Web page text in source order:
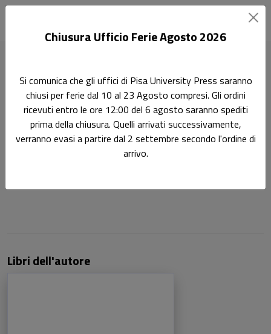
Fedele Ruggeri
Pagina di Fedele Ruggeri
Libri dell'autore
Chiusura Ufficio Ferie Agosto 2026
Si comunica che gli uffici di Pisa University Press saranno
chiusi per ferie dal 10 al 23 Agosto compresi. Gli ordini
ricevuti entro le ore 12:00 del 6 agosto saranno spediti
prima della chiusura. Quelli arrivati successivamente,
verranno evasi a partire dal 2 settembre secondo l'ordine di
arrivo.